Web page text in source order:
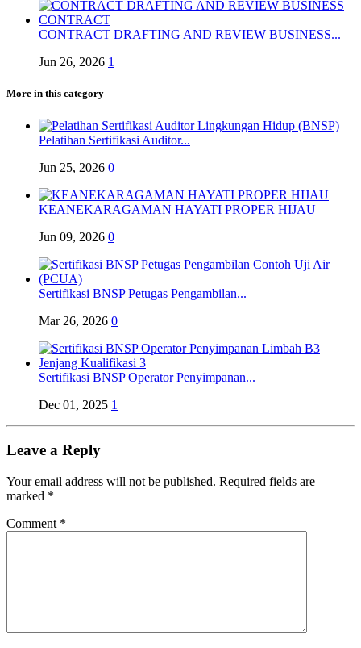
CONTRACT DRAFTING AND REVIEW BUSINESS...
Jun 26, 2026 1
More in this category
Pelatihan Sertifikasi Auditor...
Jun 25, 2026 0
KEANEKARAGAMAN HAYATI PROPER HIJAU
Jun 09, 2026 0
Sertifikasi BNSP Petugas Pengambilan...
Mar 26, 2026 0
Sertifikasi BNSP Operator Penyimpanan...
Dec 01, 2025 1
Leave a Reply
Your email address will not be published. Required fields are
marked *
Comment *